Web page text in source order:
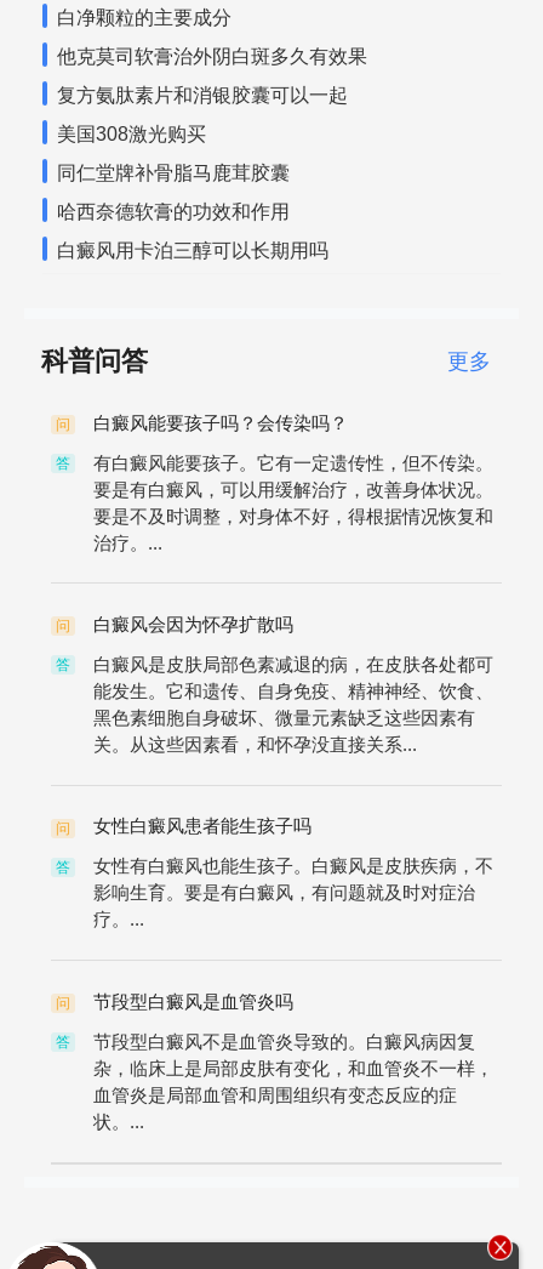
白净颗粒的主要成分
他克莫司软膏治外阴白斑多久有效果
复方氨肽素片和消银胶囊可以一起
美国308激光购买
同仁堂牌补骨脂马鹿茸胶囊
哈西奈德软膏的功效和作用
白癜风用卡泊三醇可以长期用吗
科普问答 更多
问 白癜风能要孩子吗？会传染吗？
答
有白癜风能要孩子。它有一定遗传性，但不传染。
要是有白癜风，可以用缓解治疗，改善身体状况。
要是不及时调整，对身体不好，得根据情况恢复和
治疗。...
问 白癜风会因为怀孕扩散吗
答
白癜风是皮肤局部色素减退的病，在皮肤各处都可
能发生。它和遗传、自身免疫、精神神经、饮食、
黑色素细胞自身破坏、微量元素缺乏这些因素有
关。从这些因素看，和怀孕没直接关系...
问 女性白癜风患者能生孩子吗
答
女性有白癜风也能生孩子。白癜风是皮肤疾病，不
影响生育。要是有白癜风，有问题就及时对症治
疗。...
问 节段型白癜风是血管炎吗
答
节段型白癜风不是血管炎导致的。白癜风病因复
杂，临床上是局部皮肤有变化，和血管炎不一样，
血管炎是局部血管和周围组织有变态反应的症
状。...